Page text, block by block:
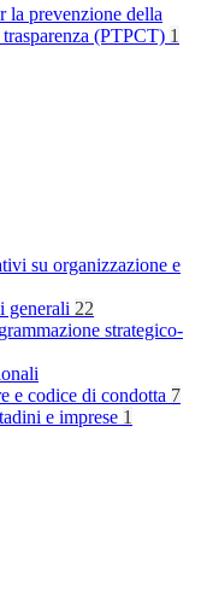
la prevenzione della
(PTPCT) 1
su organizzazione e
generali 22
strategico-
e codice di condotta 7
e imprese 1